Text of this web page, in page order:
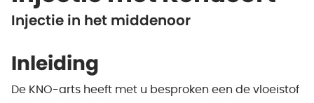
Injectie in het middenoor
Inleiding
De KNO-arts heeft met u besproken een de vloeistof